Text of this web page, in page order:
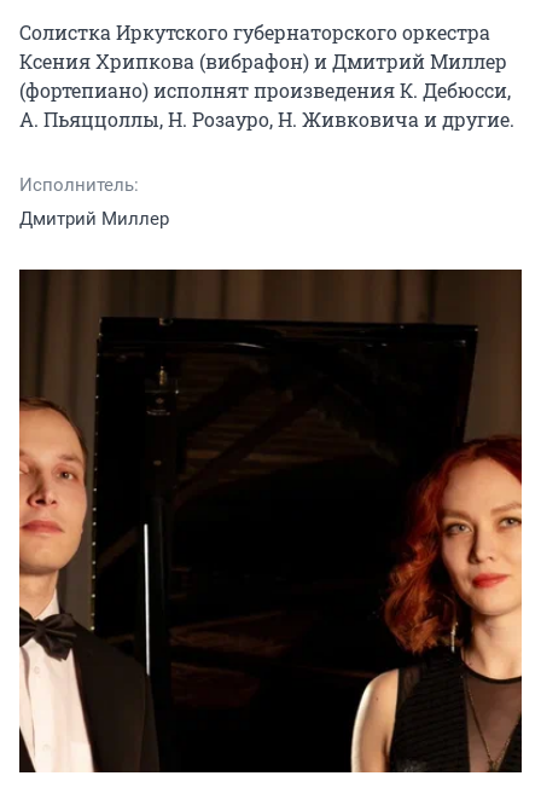
Солистка Иркутского губернаторского оркестра
Ксения Хрипкова (вибрафон) и Дмитрий Миллер
(фортепиано) исполнят произведения К. Дебюсси,
А. Пьяццоллы, Н. Розауро, Н. Живковича и другие.
Исполнитель:
Дмитрий Миллер